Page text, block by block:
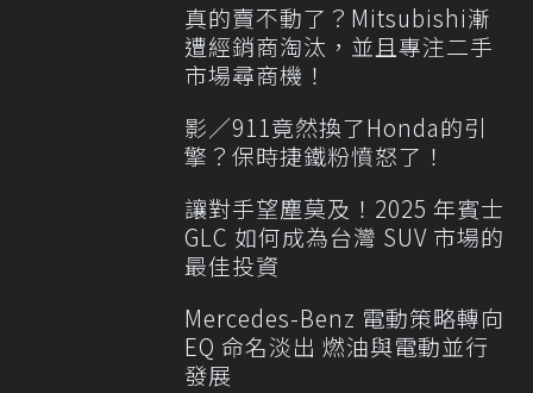
真的賣不動了？Mitsubishi漸
遭經銷商淘汰，並且專注二手
市場尋商機！
影／911竟然換了Honda的引
擎？保時捷鐵粉憤怒了！
讓對手望塵莫及！2025 年賓士
GLC 如何成為台灣 SUV 市場的
最佳投資
Mercedes-Benz 電動策略轉向
EQ 命名淡出 燃油與電動並行
發展